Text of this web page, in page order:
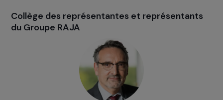
Danièle Marcovici
Présidente-Directrice du Groupe RAJA &
Présidente de la
Fondation RAJA-Danièle Marcovici